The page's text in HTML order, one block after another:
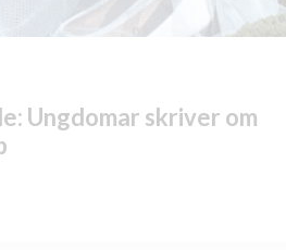
Ungdomar skriver om